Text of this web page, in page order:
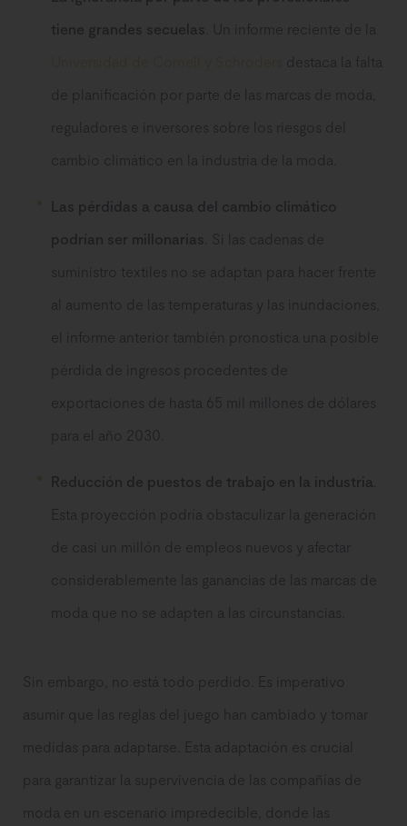
tiene grandes secuelas
. Un informe reciente de la
destaca la falta
de planificación por parte de las marcas de moda,
reguladores e inversores sobre los riesgos del
cambio climático en la industria de la moda.
Las pérdidas a causa del cambio climático
podrían ser millonarias
. Si las cadenas de
suministro textiles no se adaptan para hacer frente
al aumento de las temperaturas y las inundaciones,
el informe anterior también pronostica una posible
pérdida de ingresos procedentes de
exportaciones de hasta 65 mil millones de dólares
para el año 2030.
Reducción de puestos de trabajo en la industria
Esta proyección podría obstaculizar la generación
de casi un millón de empleos nuevos y afectar
considerablemente las ganancias de las marcas de
moda que no se adapten a las circunstancias.
Sin embargo, no está todo perdido. Es imperativo
asumir que las reglas del juego han cambiado y tomar
medidas para adaptarse. Esta adaptación es crucial
para garantizar la supervivencia de las compañías de
moda en un escenario impredecible, donde las